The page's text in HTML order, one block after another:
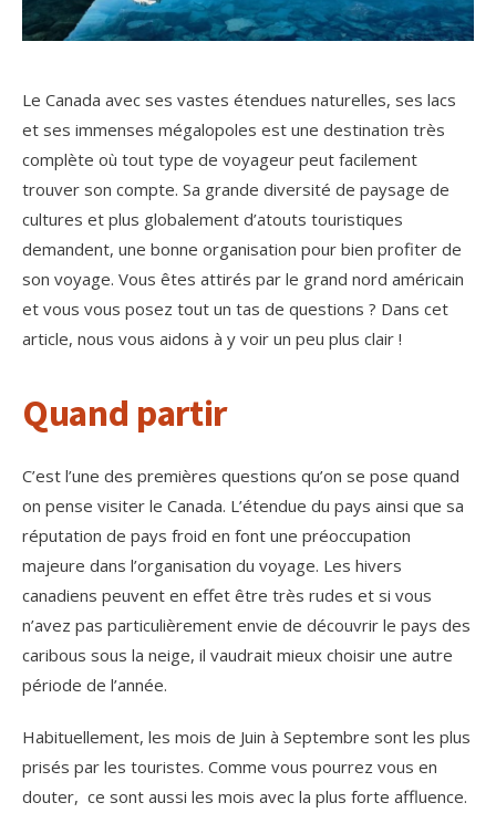
Le Canada avec ses vastes étendues naturelles, ses lacs
et ses immenses mégalopoles est une destination très
complète où tout type de voyageur peut facilement
trouver son compte. Sa grande diversité de paysage de
cultures et plus globalement d’atouts touristiques
demandent, une bonne organisation pour bien profiter de
son voyage. Vous êtes attirés par le grand nord américain
et vous vous posez tout un tas de questions ? Dans cet
article, nous vous aidons à y voir un peu plus clair !
Quand partir
C’est l’une des premières questions qu’on se pose quand
on pense visiter le Canada. L’étendue du pays ainsi que sa
réputation de pays froid en font une préoccupation
majeure dans l’organisation du voyage. Les hivers
canadiens peuvent en effet être très rudes et si vous
n’avez pas particulièrement envie de découvrir le pays des
caribous sous la neige, il vaudrait mieux choisir une autre
période de l’année.
Habituellement, les mois de Juin à Septembre sont les plus
prisés par les touristes. Comme vous pourrez vous en
douter, ce sont aussi les mois avec la plus forte affluence.